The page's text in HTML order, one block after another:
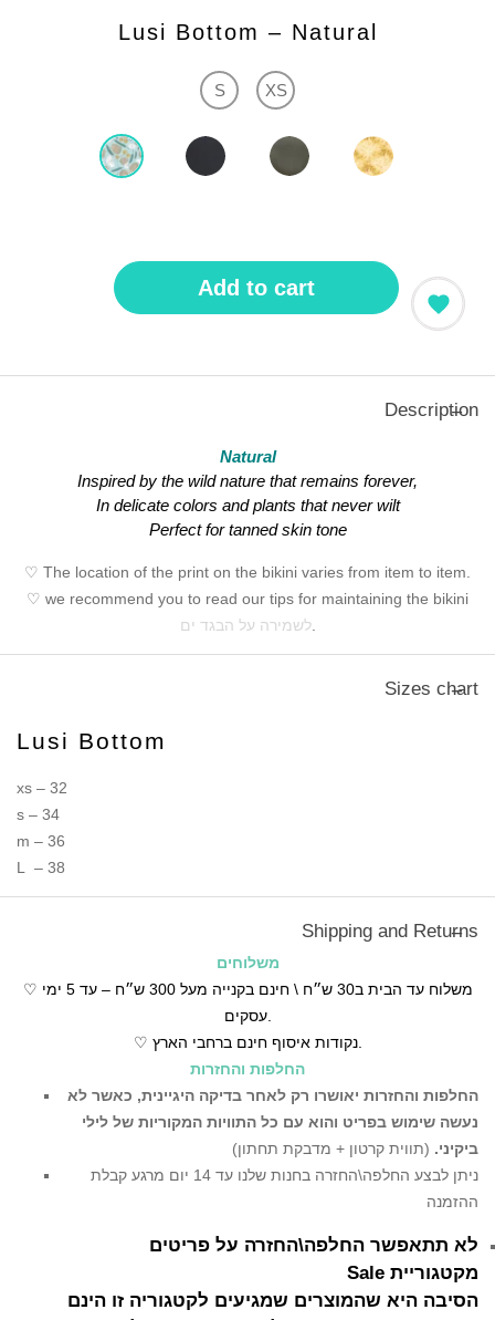
Lusi Bottom – Natural
S XS
Add to cart
Description
Natural
Inspired by the wild nature that remains forever,
In delicate colors and plants that never wilt
Perfect for tanned skin tone
♡ The location of the print on the bikini varies from item to item.
♡ we recommend you to read our tips for maintaining the bikini
לשמירה על הבגד ים.
Sizes chart
Lusi Bottom
xs – 32
s – 34
m – 36
L – 38
Shipping and Returns
משלוחים
♡ משלוח עד הבית ב30 ש״ח \ חינם בקנייה מעל 300 ש״ח – עד 5 ימי
עסקים.
♡ נקודות איסוף חינם ברחבי הארץ.
החלפות והחזרות
החלפות והחזרות יאושרו רק לאחר בדיקה היגיינית, כאשר לא
נעשה שימוש בפריט והוא עם כל התוויות המקוריות של לילי
ביקיני. (תווית קרטון + מדבקת תחתון)
ניתן לבצע החלפה\החזרה בחנות שלנו עד 14 יום מרגע קבלת
ההזמנה
לא תתאפשר החלפה\החזרה על פריטים
מקטגוריית Sale
הסיבה היא שהמוצרים שמגיעים לקטגוריה זו הינם